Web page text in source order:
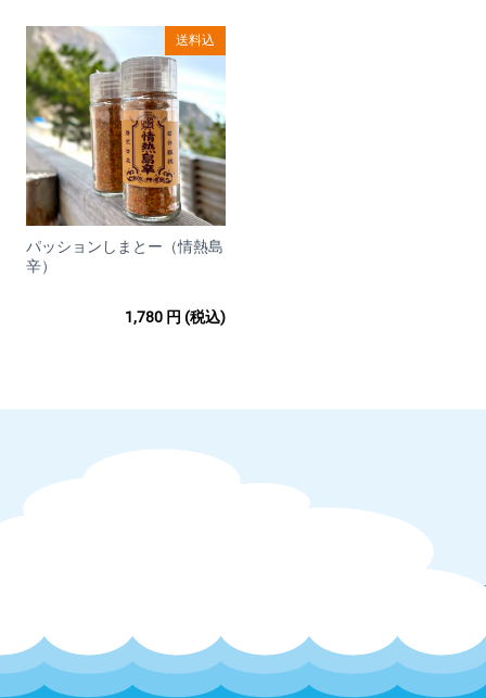
｟お客様都合によるキャンセル（商品発送前）｠
商品発送前であれば、キャンセルを承ります。
マイページの「注文」をクリックいただき、「ショップ管理者
に連絡」もしくはメッセージタブよりご連絡下さい。
クレジットカードの決済は当店にて決済の取消を行います。
詳細についてはご利用のカード会社へお問い合わせください。
｟返品・交換｠
管理者に連絡」もしくはメッセージタブよりご連絡ください。
なお、お客様都合による返品・交換につきましては、商品の特
性上受け付けておりません。
商品の品質には万全を期しておりますが、万一 商品に破損など
商品の交換もしくは商品金額のご返金にて対応させていただき
ます。
送料込
パッションしまとー（情熱島
辛）
1,780 円 (税込)